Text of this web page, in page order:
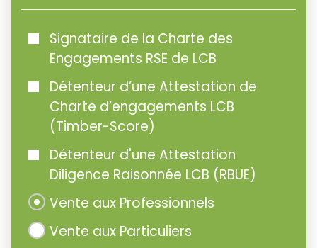
Signataire de la Charte des
Engagements RSE de LCB
Détenteur d’une Attestation de
Charte d’engagements LCB
(Timber-Score)
Détenteur d'une Attestation
Diligence Raisonnée LCB (RBUE)
Vente aux Professionnels
Vente aux Particuliers